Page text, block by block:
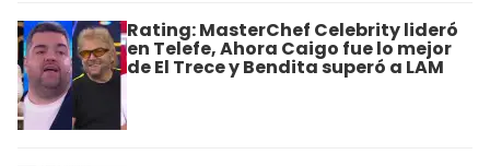
Rating: MasterChef Celebrity lideró
en Telefe, Ahora Caigo fue lo mejor
de El Trece y Bendita superó a LAM